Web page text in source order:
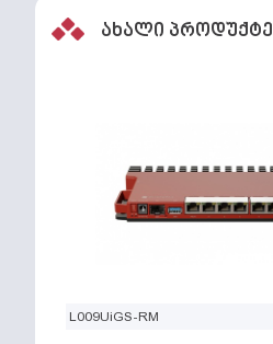
ახალი
L009UiGS-RM